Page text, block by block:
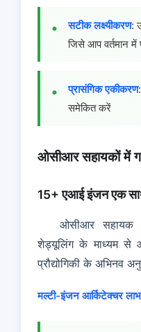
सटीक लक्ष्यीकरण:
जिसे आप वर्तमान में
प्रासंगिक एकीकरण
समेकित करें
ओसीआर सहायकों में
15+ एआई इंजन एक
ओसीआर सहायक
शेड्यूलिंग के माध्यम से
प्रौद्योगिकी के अभिनव
मल्टी-इंजन आर्किटेक्चर